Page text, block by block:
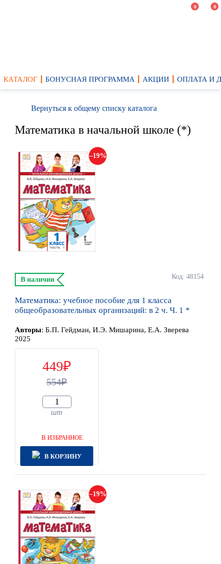
0 0
КАТАЛОГ БОНУСНАЯ ПРОГРАММА АКЦИИ ОПЛАТА И
Вернуться к общему списку каталога
Математика в начальной школе (*)
19
Код: 48154
В наличии
Математика: учебное пособие для 1 класса
общеобразовательных организаций: в 2 ч. Ч. 1 *
Авторы: Б.П. Гейдман, И.Э. Мишарина, Е.А. Зверева
2025
449
554
шт
В ИЗБРАННОЕ
В КОРЗИНУ
19